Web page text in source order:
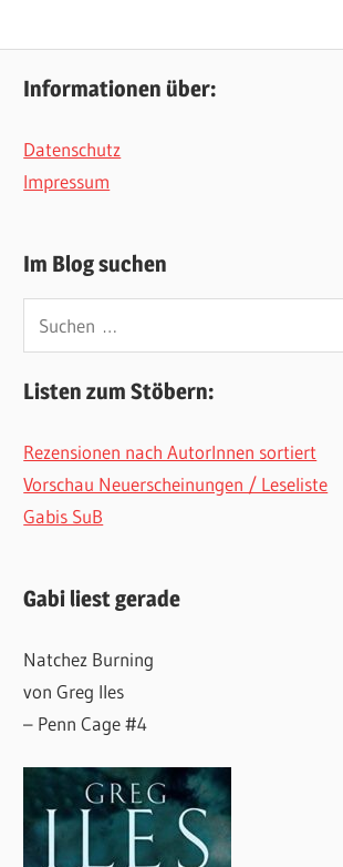
Informationen über:
Datenschutz
Impressum
Im Blog suchen
Suchen
nach:
Listen zum Stöbern:
Rezensionen nach AutorInnen sortiert
Vorschau Neuerscheinungen / Leseliste
Gabis SuB
Gabi liest gerade
Natchez Burning
von Greg Iles
– Penn Cage #4